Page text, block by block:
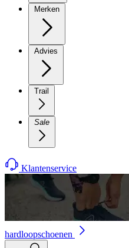
Merken
Advies
Trail
Sale
Klantenservice
hardloopschoenen